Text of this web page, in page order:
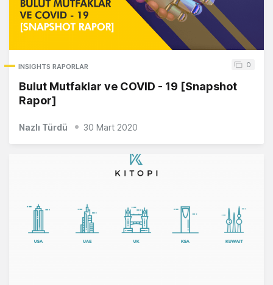
INSIGHTS RAPORLAR 0
Bulut Mutfaklar ve COVID - 19 [Snapshot
Rapor]
Nazlı Türdü 30 Mart 2020